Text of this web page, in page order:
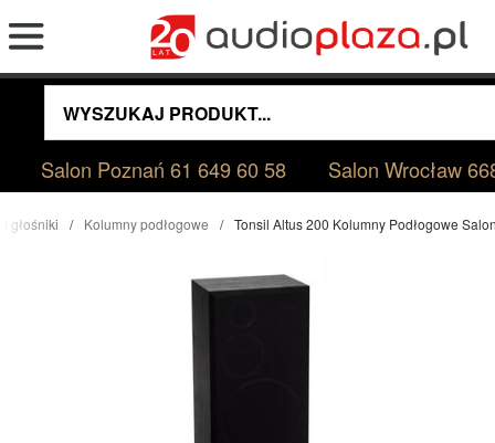
Salon Poznań61 649 60 58 Salon Wrocław
głośniki Kolumny podłogowe Tonsil Altus 200 Kolumny Podłogowe